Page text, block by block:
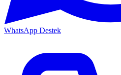
WhatsApp Destek